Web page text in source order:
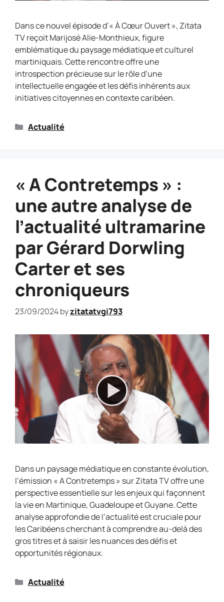
Dans ce nouvel épisode d’« À Cœur Ouvert », Zitata
TV reçoit Marijosé Alie-Monthieux, figure
emblématique du paysage médiatique et culturel
martiniquais. Cette rencontre offre une
introspection précieuse sur le rôle d’une
intellectuelle engagée et les défis inhérents aux
initiatives citoyennes en contexte caribéen.
Actualité
« A Contretemps » :
une autre analyse de
l’actualité ultramarine
par Gérard Dorwling
Carter et ses
chroniqueurs
23/09/2024byzitatatvgi793
Dans un paysage médiatique en constante évolution,
l’émission « A Contretemps » sur Zitata TV offre une
perspective essentielle sur les enjeux qui façonnent
la vie en Martinique, Guadeloupe et Guyane. Cette
analyse approfondie de l’actualité est cruciale pour
les Caribéens cherchant à comprendre au-delà des
gros titres et à saisir les nuances des défis et
opportunités régionaux.
Actualité